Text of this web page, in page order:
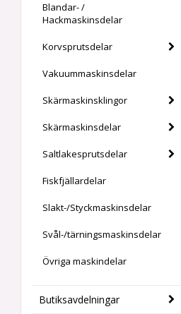
Blandar- /
Hackmaskinsdelar
Korvsprutsdelar
Vakuummaskinsdelar
Skärmaskinsklingor
Skärmaskinsdelar
Saltlakesprutsdelar
Fiskfjällardelar
Slakt-/Styckmaskinsdelar
Svål-/tärningsmaskinsdelar
Övriga maskindelar
Butiksavdelningar